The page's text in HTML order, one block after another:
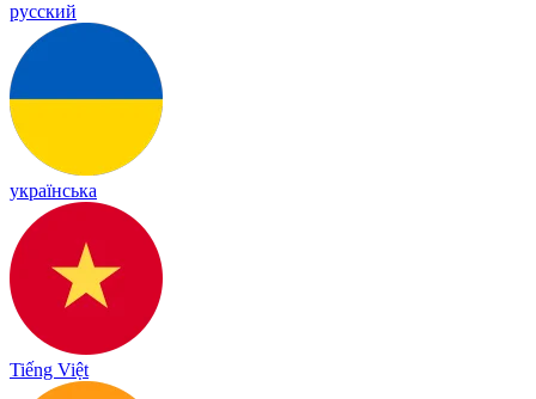
русский
українська
Tiếng Việt